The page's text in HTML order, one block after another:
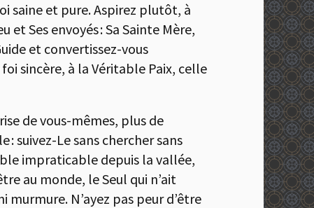
saine et pure. Aspirez plutôt, à
Ses envoyés : Sa Sainte Mère,
et convertissez-vous
sincère, à la Véritable Paix, celle
de vous-mêmes, plus de
suivez-Le sans chercher sans
impraticable depuis la vallée,
au monde, le Seul qui n’ait
N’ayez pas peur d’être